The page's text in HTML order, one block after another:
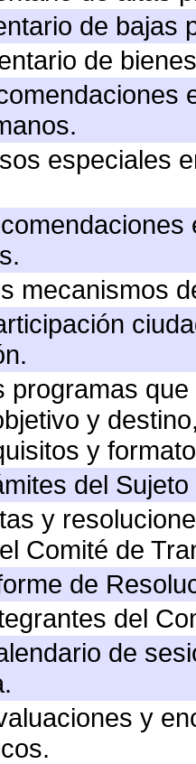
de bajas
de
especiales
mecanismos
programas
y
y
del
y
Comité de
de
del
de
y